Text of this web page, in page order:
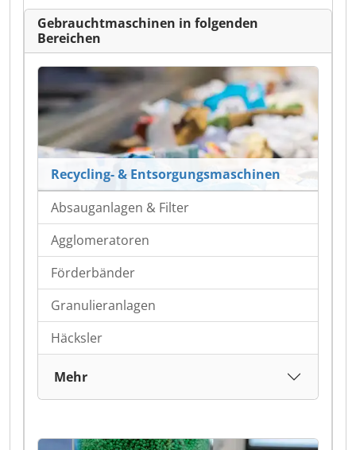
Gebrauchtmaschinen in folgenden
Bereichen
Recycling- & Entsorgungsmaschinen
Absauganlagen & Filter
Agglomeratoren
Förderbänder
Granulieranlagen
Häcksler
Mehr